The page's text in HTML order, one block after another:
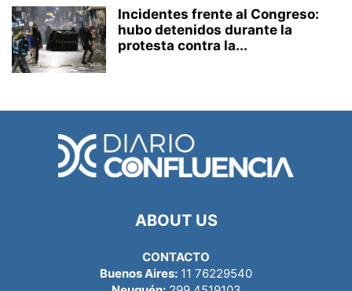
Incidentes frente al Congreso:
hubo detenidos durante la
protesta contra la...
ABOUT US
CONTACTO
Buenos Aires: 11 76229540